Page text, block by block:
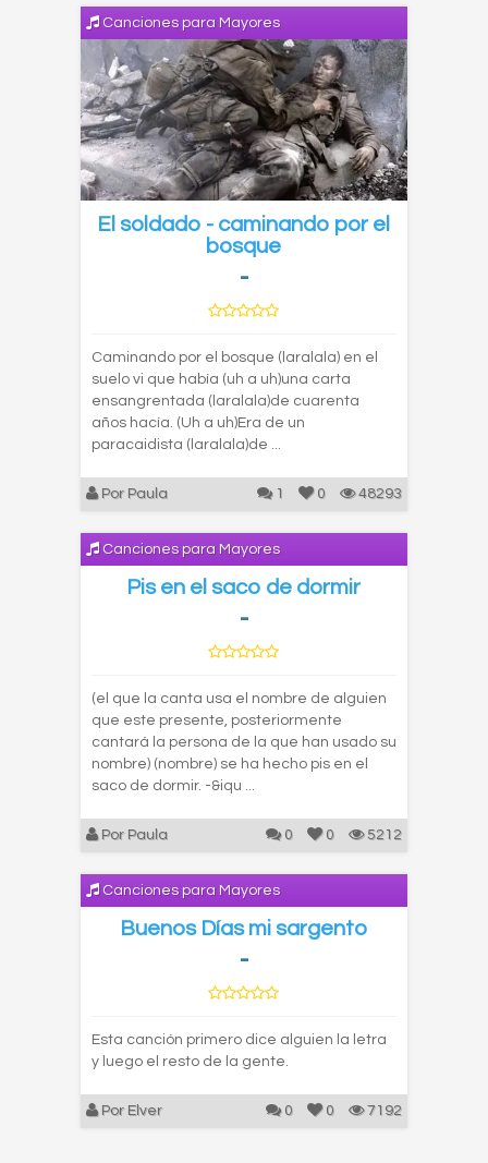
Canciones para Mayores
El soldado - caminando por el
bosque
-
Caminando por el bosque (laralala) en el
suelo vi que había (uh a uh)una carta
ensangrentada (laralala)de cuarenta
años hacía. (Uh a uh)Era de un
paracaidista (laralala)de ...
Por Paula 1 0 48293
Canciones para Mayores
Pis en el saco de dormir
-
(el que la canta usa el nombre de alguien
que este presente, posteriormente
cantará la persona de la que han usado su
nombre) (nombre) se ha hecho pis en el
saco de dormir. -&iqu ...
Por Paula 0 0 5212
Canciones para Mayores
Buenos Días mi sargento
-
Esta canción primero dice alguien la letra
y luego el resto de la gente.
Por Elver 0 0 7192